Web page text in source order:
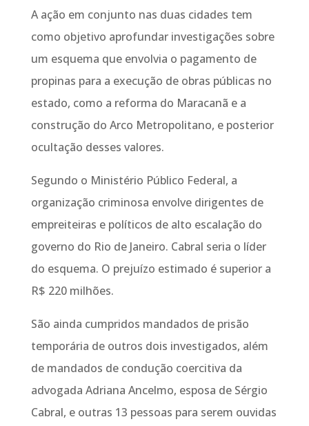
A ação em conjunto nas duas cidades tem
como objetivo aprofundar investigações sobre
um esquema que envolvia o pagamento de
propinas para a execução de obras públicas no
estado, como a reforma do Maracanã e a
construção do Arco Metropolitano, e posterior
ocultação desses valores.
Segundo o Ministério Público Federal, a
organização criminosa envolve dirigentes de
empreiteiras e políticos de alto escalação do
governo do Rio de Janeiro. Cabral seria o líder
do esquema. O prejuízo estimado é superior a
R$ 220 milhões.
São ainda cumpridos mandados de prisão
temporária de outros dois investigados, além
de mandados de condução coercitiva da
advogada Adriana Ancelmo, esposa de Sérgio
Cabral, e outras 13 pessoas para serem ouvidas